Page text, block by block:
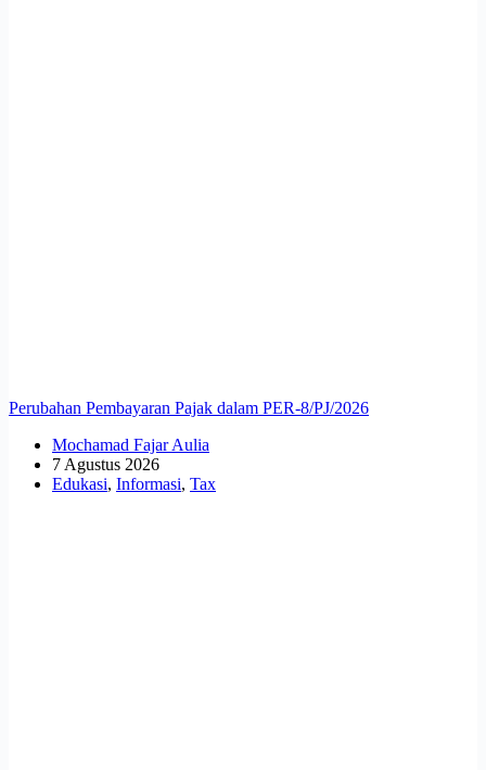
Perubahan Pembayaran Pajak dalam PER-8/PJ/2026
Mochamad Fajar Aulia
7 Agustus 2026
Edukasi, Informasi, Tax